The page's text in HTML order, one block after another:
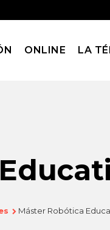
ONLINE LA
Máster Robótica